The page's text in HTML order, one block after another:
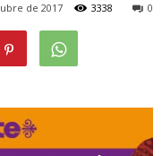
de 2017 0
3338